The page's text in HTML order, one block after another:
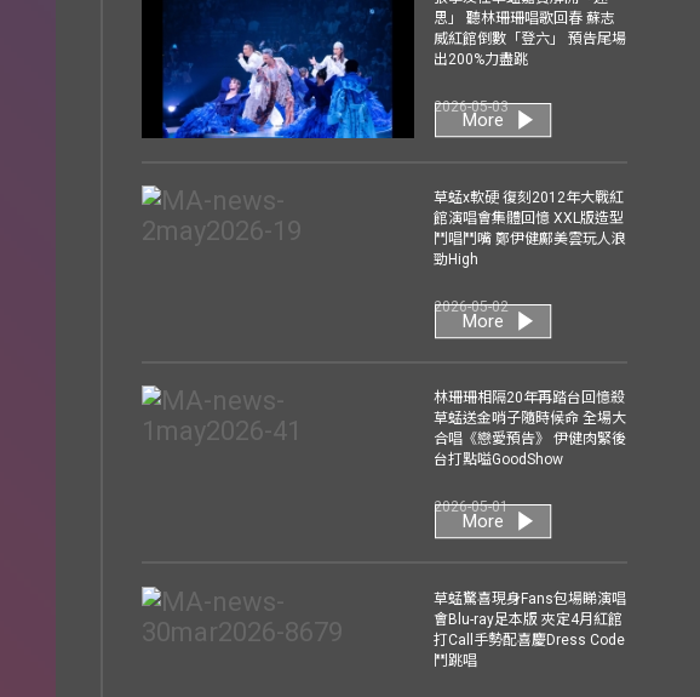
思」 聽林珊珊唱歌回春 蘇志
威紅館倒數「登六」 預告尾場
出200%力盡跳
2026-05-03
More
草蜢x軟硬 復刻2012年大戰紅
館演唱會集體回憶 XXL版造型
鬥唱鬥嘴 鄭伊健鄺美雲玩人浪
勁High
2026-05-02
More
林珊珊相隔20年再踏台回憶殺
草蜢送金哨子隨時候命 全場大
合唱《戀愛預告》 伊健肉緊後
台打點嗌GoodShow
2026-05-01
More
草蜢驚喜現身Fans包場睇演唱
會Blu-ray足本版 夾定4月紅館
打Call手勢配喜慶Dress Code
鬥跳唱